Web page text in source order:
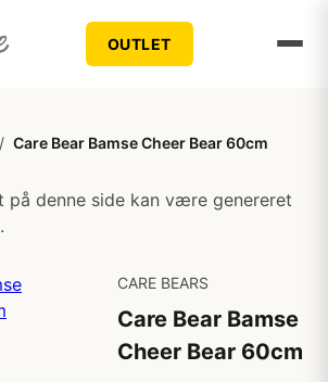
OUTLET
/ Care Bear Bamse Cheer Bear 60cm
på denne side kan være genereret
CARE BEARS
Care Bear Bamse
Cheer Bear 60cm